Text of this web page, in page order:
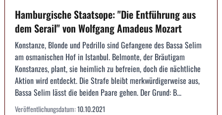
Hamburgische Staatsope: "Die Entführung aus
dem Serail" von Wolfgang Amadeus Mozart
Konstanze, Blonde und Pedrillo sind Gefangene des Bassa Selim
am osmanischen Hof in Istanbul. Belmonte, der Bräutigam
Konstanzes, plant, sie heimlich zu befreien, doch die nächtliche
Aktion wird entdeckt. Die Strafe bleibt merkwürdigerweise aus,
Bassa Selim lässt die beiden Paare gehen. Der Grund: B...
Veröffentlichungsdatum:10.10.2021